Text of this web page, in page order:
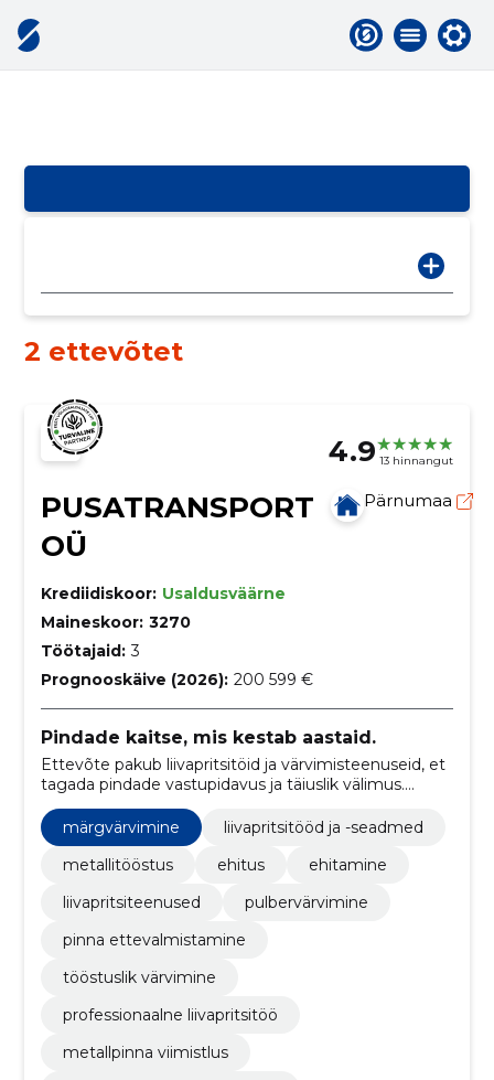
2 ettevõtet
4.9 13 hinnangut
PUSATRANSPORT
OÜ
Pärnumaa
Krediidiskoor: Usaldusväärne
Maineskoor: 3270
Töötajaid: 3
Prognooskäive (2026): 200 599 €
Pindade kaitse, mis kestab aastaid.
Ettevõte pakub liivapritsitöid ja värvimisteenuseid, et
tagada pindade vastupidavus ja täiuslik välimus.
Ühendame tipptasemel tehnoloogia ja kogemuse, et
saavutada parim tulemus.
märgvärvimine
liivapritsitööd ja -seadmed
metallitööstus
ehitus
ehitamine
liivapritsiteenused
pulbervärvimine
pinna ettevalmistamine
tööstuslik värvimine
professionaalne liivapritsitöö
metallpinna viimistlus